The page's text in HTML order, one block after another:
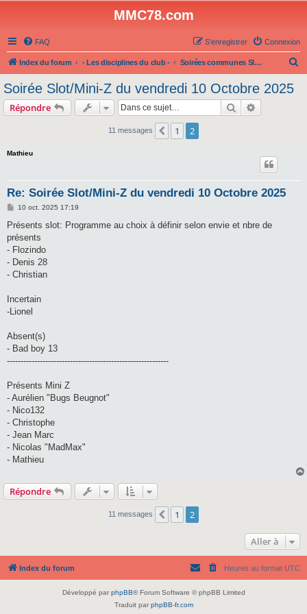
MMC78.com
FAQ Connexion
S’enregistrer
Index du forum - Les disciplines du club - Soirées communes Slot/MiNi-Z
Soirée Slot/Mini-Z du vendredi 10 Octobre 2025
Répondre Rechercher
11 messages Précédente
1 2
Mathieu
Re: Soirée Slot/Mini-Z du vendredi 10 Octobre 2025
M
s
a
g
10 oct. 2025 17:19
Présents slot: Programme au choix à définir selon envie et nbre de
présents
- Flozindo
- Denis 28
- Christian
Incertain
-Lionel
Absent(s)
- Bad boy 13
-----------------------------------------------------------
Présents Mini Z
- Aurélien "Bugs Beugnot"
- Nico132
- Christophe
- Jean Marc
- Nicolas "MadMax"
- Mathieu
Répondre
11 messages Précédente
1 2
Aller à
Index du forum Heures au format UTC
Développé par phpBB® Forum Software © phpBB Limited
Traduit par phpBB-fr.com